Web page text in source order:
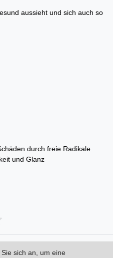
aussieht und sich auch so
durch freie Radikale
und Glanz
sich an, um eine